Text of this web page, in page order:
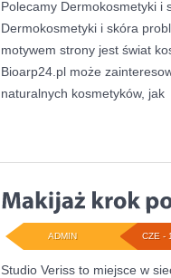
Polecamy Dermokosmetyki i
Dermokosmetyki i skóra
motywem strony jest świat
Bioarp24.pl może
naturalnych kosmetyków, jak
CZE -
ADMIN
Studio Veriss to miejsce w